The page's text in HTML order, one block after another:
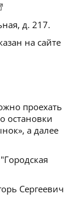
д. 217.
на сайте
проехать
остановки
а далее
Сергеевич